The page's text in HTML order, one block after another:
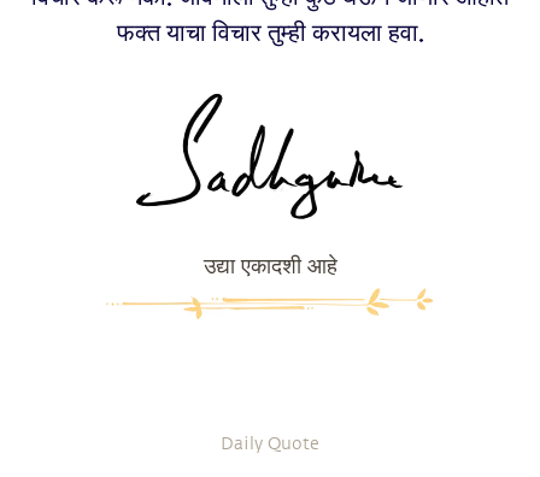
फक्त याचा विचार तुम्ही करायला हवा.
उद्या एकादशी आहे
Daily Quote